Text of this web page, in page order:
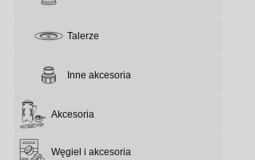
Talerze
Inne akcesoria
Akcesoria
Węgiel i akcesoria